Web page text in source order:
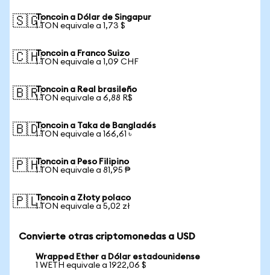
🇸🇬Toncoin a Dólar de Singapur
1 TON equivale a 1,73 $
🇨🇭Toncoin a Franco Suizo
1 TON equivale a 1,09 CHF
🇧🇷Toncoin a Real brasileño
1 TON equivale a 6,88 R$
🇧🇩Toncoin a Taka de Bangladés
1 TON equivale a 166,61 ৳
🇵🇭Toncoin a Peso Filipino
1 TON equivale a 81,95 ₱
🇵🇱Toncoin a Złoty polaco
1 TON equivale a 5,02 zł
Convierte otras criptomonedas a USD
Wrapped Ether a Dólar estadounidense
1 WETH equivale a 1922,06 $